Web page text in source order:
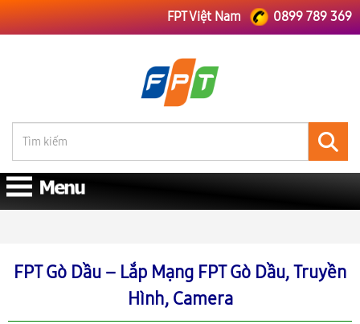
FPT Việt Nam 0899 789 369
FPT Gò Dầu – Lắp Mạng FPT Gò Dầu, Truyền
Hình, Camera